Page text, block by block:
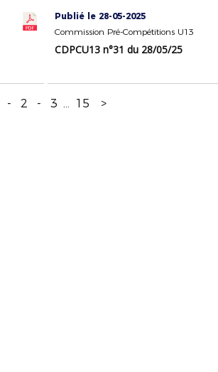
Publié le 28-05-2025
Commission Pré-Compétitions U13
CDPCU13 n°31 du 28/05/25
- 2 - 3 ... 15 >